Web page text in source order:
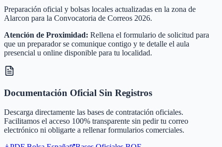
Preparación oficial y bolsas locales actualizadas en la zona de
Alarcon para la Convocatoria de Correos 2026.
Atención de Proximidad: Rellena el formulario de solicitud para
que un preparador se comunique contigo y te detalle el aula
presencial u online disponible para tu localidad.
Documentación Oficial Sin Registros
Descarga directamente las bases de contratación oficiales.
Facilitamos el acceso 100% transparente sin pedir tu correo
electrónico ni obligarte a rellenar formularios comerciales.